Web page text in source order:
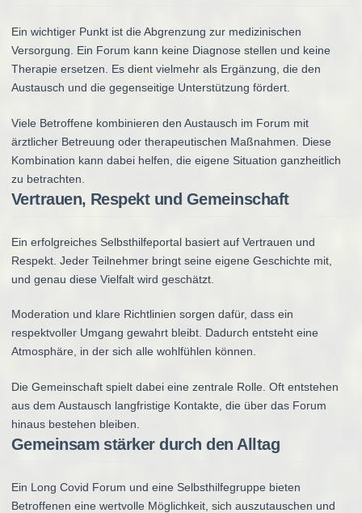
Ein wichtiger Punkt ist die Abgrenzung zur medizinischen
Versorgung. Ein Forum kann keine Diagnose stellen und keine
Therapie ersetzen. Es dient vielmehr als Ergänzung, die den
Austausch und die gegenseitige Unterstützung fördert.
Viele Betroffene kombinieren den Austausch im Forum mit
ärztlicher Betreuung oder therapeutischen Maßnahmen. Diese
Kombination kann dabei helfen, die eigene Situation ganzheitlich
zu betrachten.
Vertrauen, Respekt und Gemeinschaft
Ein erfolgreiches Selbsthilfeportal basiert auf Vertrauen und
Respekt. Jeder Teilnehmer bringt seine eigene Geschichte mit,
und genau diese Vielfalt wird geschätzt.
Moderation und klare Richtlinien sorgen dafür, dass ein
respektvoller Umgang gewahrt bleibt. Dadurch entsteht eine
Atmosphäre, in der sich alle wohlfühlen können.
Die Gemeinschaft spielt dabei eine zentrale Rolle. Oft entstehen
aus dem Austausch langfristige Kontakte, die über das Forum
hinaus bestehen bleiben.
Gemeinsam stärker durch den Alltag
Ein Long Covid Forum und eine Selbsthilfegruppe bieten
Betroffenen eine wertvolle Möglichkeit, sich auszutauschen und